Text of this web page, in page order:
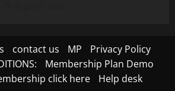
contact us MP
Privacy Policy
Membership Plan Demo
click here Help desk